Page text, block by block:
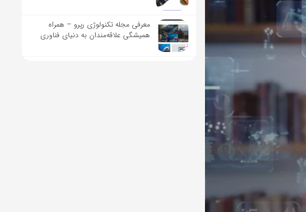
معرفی مجله تکنولوژی رپرو – همراه
همیشگی علاقه‌مندان به دنیای فناوری